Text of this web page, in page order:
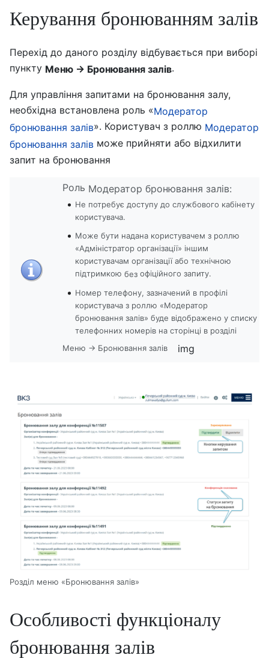
Керування бронюванням залів
Перехід до даного розділу відбувається при виборі
пункту Меню → Бронювання залів.
Для управління запитами на бронювання залу,
необхідна встановлена роль «Модератор
бронювання залів». Користувач з роллю Модератор
бронювання залів може прийняти або відхилити
запит на бронювання
Роль Модератор бронювання залів:
Не потребує доступу до службового кабінету
користувача.
Може бути надана користувачем з роллю
«Адміністратор організації» іншим
користувачам організації або технічною
підтримкою безофіційного запиту.
Номер телефону, зазначений в профілі
користувача з роллю «Модератор
бронювання залів» буде відображено у списку
телефонних номерів на сторінці в розділі
Меню → Бронювання залів
img
Розділ меню «Бронювання залів»
Особливості функціоналу
бронювання залів